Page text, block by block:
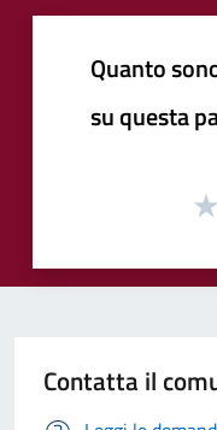
Quanto
su questa
Contatta il